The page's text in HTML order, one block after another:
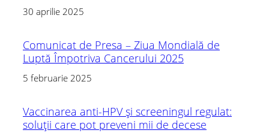
30 aprilie 2025
Comunicat de Presa – Ziua Mondială de
Luptă Împotriva Cancerului 2025
5 februarie 2025
Vaccinarea anti-HPV și screeningul regulat:
soluții care pot preveni mii de decese